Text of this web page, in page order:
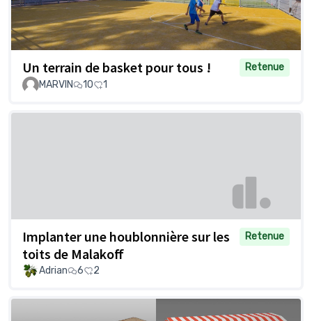
Un terrain de basket pour tous !
Retenue
MARVIN
10 1
Implanter une houblonnière sur les
toits de Malakoff
Retenue
Adrian 6 2